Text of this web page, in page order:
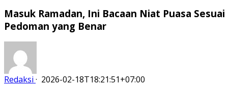
Masuk Ramadan, Ini Bacaan Niat Puasa Sesuai
Pedoman yang Benar
Redaksi · 2026-02-18T18:21:51+07:00